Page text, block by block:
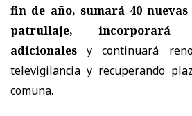
fin de año, sumará 40
patrullaje, incorporará
adicionales y continuará
televigilancia y recuperando
comuna.